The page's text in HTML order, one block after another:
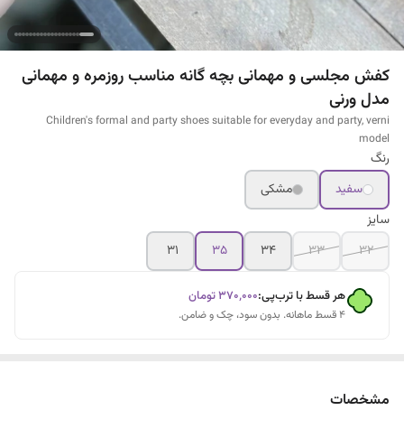
کفش مجلسی و مهمانی بچه گانه مناسب روزمره و مهمانی
مدل ورنی
Children's formal and party shoes suitable for everyday and party, verni
model
رنگ
سفید
مشکی
سایز
۳۲
۳۳ ۳۴ ۳۵ ۳۱
هر قسط با ترب‌پی:۳۷۰٬۰۰۰تومان
۴ قسط ماهانه. بدون سود، چک و ضامن.
مشخصات